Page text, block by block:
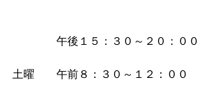
午後１５：３０～２０：００
土曜　　午前８：３０～１２：００